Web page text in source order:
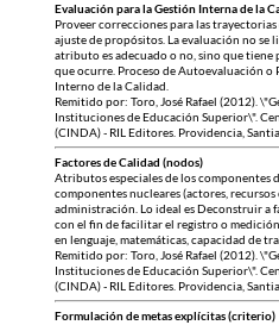
Evaluación para la Gestión Interna de la
Proveer correcciones para las
ajuste de propósitos. La evaluación no se
atributo es adecuado o no, sino que
que ocurre. Proceso de Autoevaluación
Interno de la Calidad.
Remitido por: Toro, José Rafael (2012).
Instituciones de Educación Superior\".
(CINDA) - RIL Editores. Providencia,
Factores de Calidad (nodos)
Atributos especiales de los componentes
componentes nucleares (actores,
administración. Lo ideal es Deconstruir a
con el fin de facilitar el registro o
en lenguaje, matemáticas, capacidad de
Remitido por: Toro, José Rafael (2012).
Instituciones de Educación Superior\".
(CINDA) - RIL Editores. Providencia,
Formulación de metas explícitas (criterio)